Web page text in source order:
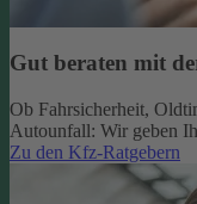
Gut beraten mit
Ob Fahrsicherheit,
Autounfall: Wir geben
Zu den Kfz-Ratgebern